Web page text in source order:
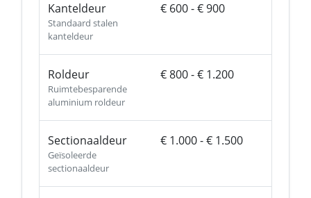
Kanteldeur
Standaard stalen
kanteldeur
€ 600 - € 900
Roldeur
Ruimtebesparende
aluminium roldeur
€ 800 - € 1.200
Sectionaaldeur
Geïsoleerde
sectionaaldeur
€ 1.000 - € 1.500